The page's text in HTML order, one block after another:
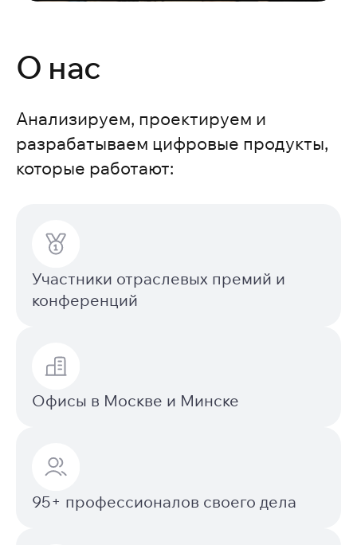
О нас
Анализируем, проектируем и
разрабатываем цифровые продукты,
которые работают:
Участники отраслевых премий и
конференций
Офисы в Москве и Минске
95+ профессионалов своего дела